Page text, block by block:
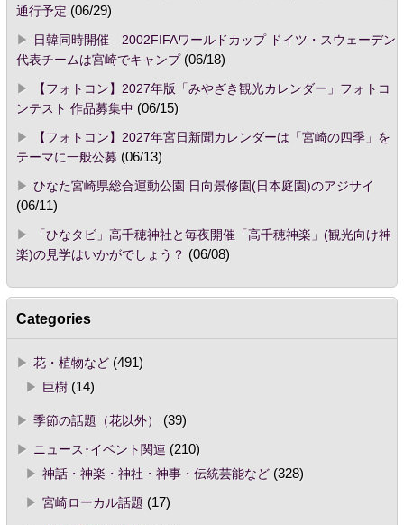
通行予定 (06/29)
日韓同時開催 2002FIFAワールドカップ ドイツ・スウェーデン
代表チームは宮崎でキャンプ(06/18)
【フォトコン】2027年版「みやざき観光カレンダー」フォトコ
ンテスト 作品募集中 (06/15)
【フォトコン】2027年宮日新聞カレンダーは「宮崎の四季」を
テーマに一般公募 (06/13)
ひなた宮崎県総合運動公園 日向景修園(日本庭園)のアジサイ
(06/11)
「ひなタビ」高千穂神社と毎夜開催「高千穂神楽」(観光向け神
楽)の見学はいかがでしょう？ (06/08)
Categories
花・植物など(491)
巨樹(14)
季節の話題（花以外）
(39)
ニュース･イベント関連 (210)
神話・神楽・神社・神事・伝統芸能など(328)
宮崎ローカル話題 (17)